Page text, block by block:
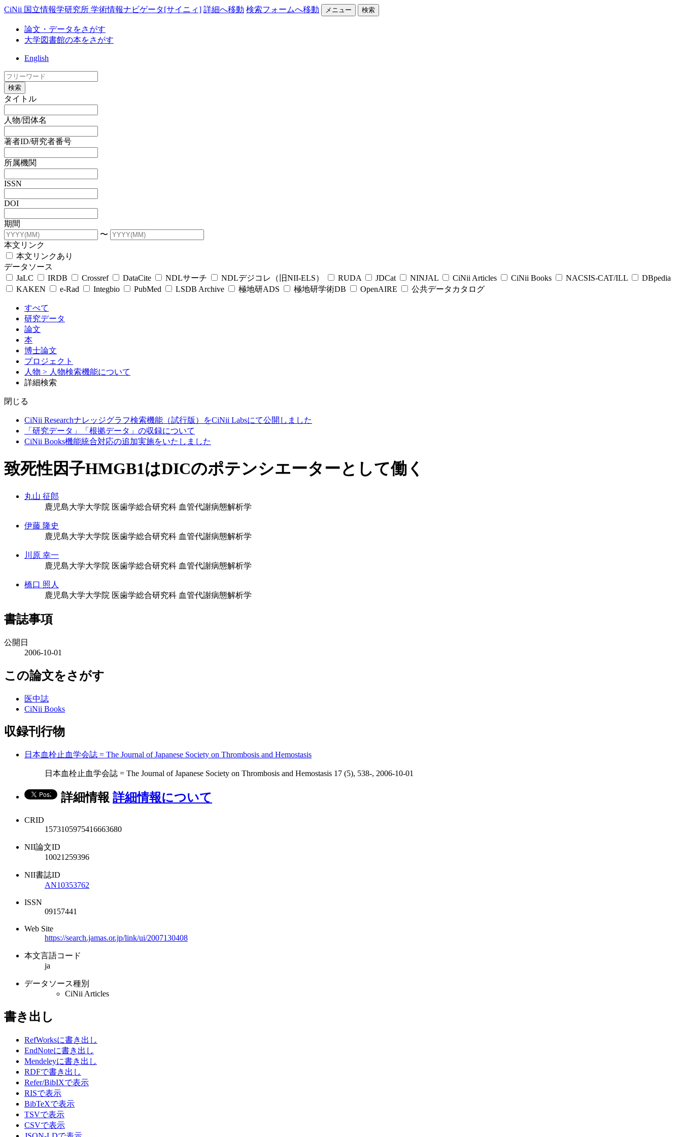
CiNii 国立情報学研究所 学術情報ナビゲータ[サイニィ] 詳細へ移動 検索フォームへ移動 メニュー 検索
論文・データをさがす
大学図書館の本をさがす
English
検索
タイトル
人物/団体名
著者ID/研究者番号
所属機関
ISSN
DOI
期間
〜
本文リンク
本文リンクあり
データソース
JaLC
IRDB Crossref DataCite NDLサーチ NDLデジコレ（旧NII-ELS） RUDA JDCat NINJAL CiNii Articles CiNii Books NACSIS-CAT/ILL
DBpedia
KAKEN
e-Rad Integbio PubMed LSDB Archive 極地研ADS 極地研学術DB OpenAIRE 公共データカタログ
すべて
研究データ
論文
本
博士論文
プロジェクト
人物 > 人物検索機能について
詳細検索
閉じる
CiNii Researchナレッジグラフ検索機能（試行版）をCiNii Labsにて公開しました
「研究データ」「根拠データ」の収録について
CiNii Books機能統合対応の追加実施をいたしました
致死性因子HMGB1はDICのポテンシエーターとして働く
丸山 征郎
鹿児島大学大学院 医歯学総合研究科 血管代謝病態解析学
伊藤 隆史
鹿児島大学大学院 医歯学総合研究科 血管代謝病態解析学
川原 幸一
鹿児島大学大学院 医歯学総合研究科 血管代謝病態解析学
橋口 照人
鹿児島大学大学院 医歯学総合研究科 血管代謝病態解析学
書誌事項
公開日
2006-10-01
この論文をさがす
医中誌
CiNii Books
収録刊行物
日本血栓止血学会誌 = The Journal of Japanese Society on Thrombosis and Hemostasis
日本血栓止血学会誌 = The Journal of Japanese Society on Thrombosis and Hemostasis 17 (5), 538-, 2006-10-01
詳細情報 詳細情報について
CRID
1573105975416663680
NII論文ID
10021259396
NII書誌ID
AN10353762
ISSN
09157441
Web Site
https://search.jamas.or.jp/link/ui/2007130408
本文言語コード
ja
データソース種別
CiNii Articles
書き出し
RefWorksに書き出し
EndNoteに書き出し
Mendeleyに書き出し
RDFで書き出し
Refer/BibIXで表示
RISで表示
BibTeXで表示
TSVで表示
CSVで表示